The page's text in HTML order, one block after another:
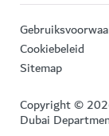
Cookiebeleid
Sitemap
Copyright ©
Dubai